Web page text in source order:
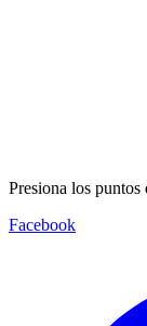
Presiona los
Facebook